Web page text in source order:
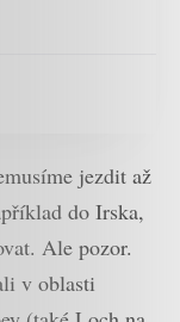
jezdit až
do Irska,
Ale pozor.
v oblasti